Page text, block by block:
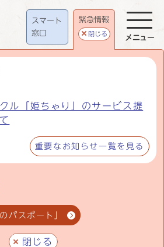
スマート
窓口
緊急情報
閉じる
ル「姫ちゃり」のサービス提
重要なお知らせ一覧を見る
パスポート」
閉じる
メニュー